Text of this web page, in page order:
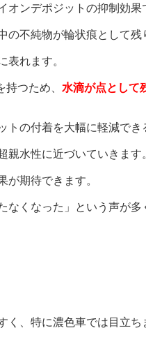
ンデポジットの抑制効果
純物が輪状痕として残
れます。
つため、 水滴が点として
付着を大幅に軽減でき
性に近づいていきます
期待できます。
なった」という声が多
、特に濃色車では目立ち